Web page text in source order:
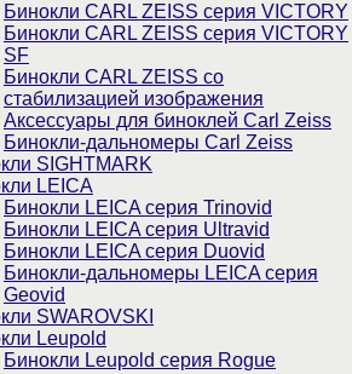
Бинокли CARL ZEISS серия VICTORY
Бинокли CARL ZEISS серия VICTORY
SF
Бинокли CARL ZEISS со
стабилизацией изображения
Аксессуары для биноклей Carl Zeiss
Бинокли-дальномеры Carl Zeiss
SIGHTMARK
LEICA
Бинокли LEICA серия Trinovid
Бинокли LEICA серия Ultravid
Бинокли LEICA серия Duovid
Бинокли-дальномеры LEICA серия
Geovid
SWAROVSKI
Leupold
Бинокли Leupold серия Rogue